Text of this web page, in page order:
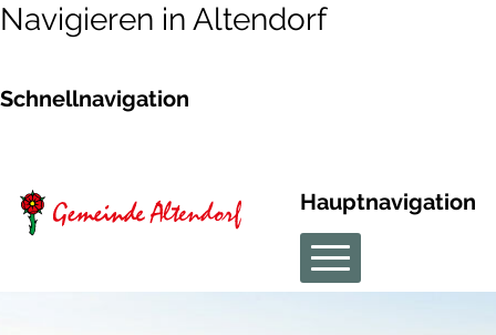
Navigieren in Altendorf
Schnellnavigation
Hauptnavigation